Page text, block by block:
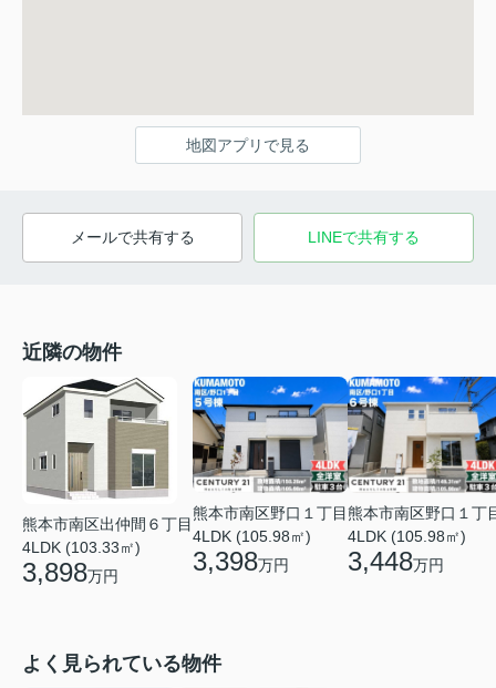
地図アプリで見る
メールで共有する LINEで共有する
近隣の物件
熊本市南区出仲間６丁目
4LDK (103.33㎡)
3,898万円
熊本市南区野口１丁目
4LDK (105.98㎡)
3,398万円
熊本市南区野口１丁
4LDK (105.98㎡)
3,448万円
よく見られている物件